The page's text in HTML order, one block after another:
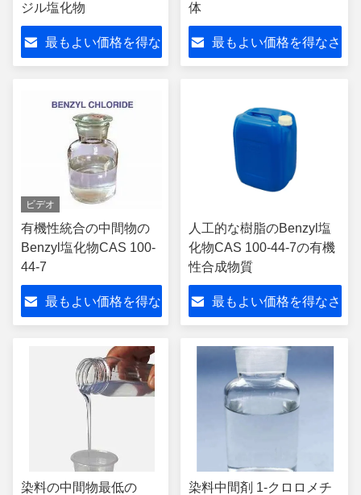
ジル塩化物
最もよい価格を得な
体
最もよい価格を得なさ
ビデオ
有機性統合の中間物の
Benzyl塩化物CAS 100-
44-7
最もよい価格を得な
人工的な樹脂のBenzyl塩
化物CAS 100-44-7の有機
性合成物質
最もよい価格を得なさ
染料の中間物最低の
染料中間剤 1-クロロメチ